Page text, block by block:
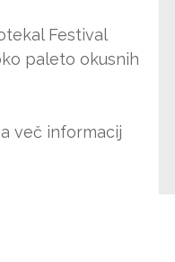
Festival
paleto okusnih
več informacij